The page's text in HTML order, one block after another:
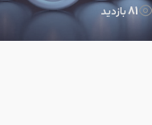
81بازدید